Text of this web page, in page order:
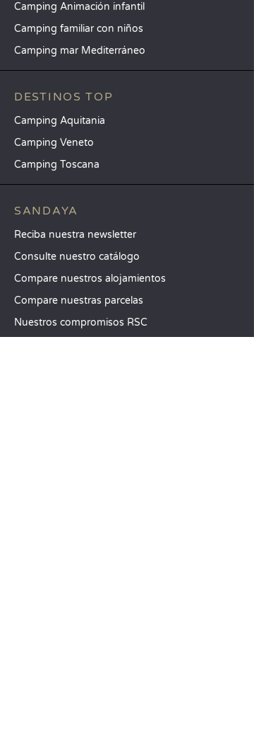
Camping Animación infantil
Camping familiar con niños
Camping mar Mediterráneo
DESTINOS TOP
Camping Aquitania
Camping Veneto
Camping Toscana
SANDAYA
Reciba nuestra newsletter
Consulte nuestro catálogo
Compare nuestros alojamientos
Compare nuestras parcelas
Nuestros compromisos RSC